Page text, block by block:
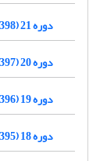
دوره 21 (1398)
دوره 20 (1397)
دوره 19 (1396)
دوره 18 (1395)